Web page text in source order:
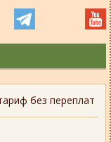
без переплат